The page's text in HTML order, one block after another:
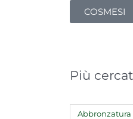
COSMESI
Più
Abbronzatura